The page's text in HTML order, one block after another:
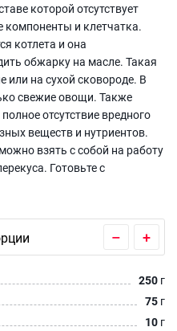
которой отсутствует
компоненты и клетчатка.
котлета и она
обжарку на масле. Такая
или на сухой сковороде. В
свежие овощи. Также
отсутствие вредного
веществ и нутриентов.
взять с собой на работу
Готовьте с
– +
250 г
75 г
10 г